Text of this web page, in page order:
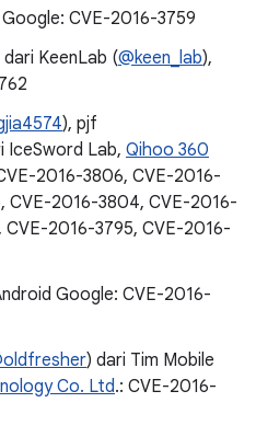
CVE-2016-3759
dari KeenLab (@keen_lab),
), pjf
IceSword Lab, Qihoo 360
2016-3806, CVE-2016-
CVE-2016-3804, CVE-2016-
CVE-2016-3795, CVE-2016-
Google: CVE-2016-
) dari Tim Mobile
Co. Ltd.: CVE-2016-